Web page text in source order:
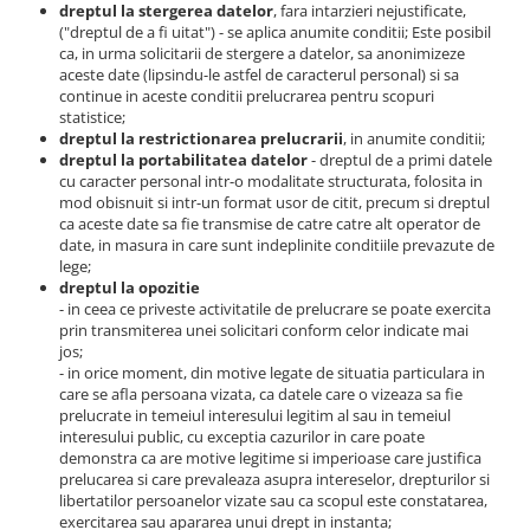
dreptul la stergerea datelor, fara intarzieri nejustificate,
("dreptul de a fi uitat") - se aplica anumite conditii; Este posibil
ca, in urma solicitarii de stergere a datelor, sa anonimizeze
aceste date (lipsindu-le astfel de caracterul personal) si sa
continue in aceste conditii prelucrarea pentru scopuri
statistice;
dreptul la restrictionarea prelucrarii, in anumite conditii;
dreptul la portabilitatea datelor- dreptul de a primi datele
cu caracter personal intr-o modalitate structurata, folosita in
mod obisnuit si intr-un format usor de citit, precum si dreptul
ca aceste date sa fie transmise de catre catre alt operator de
date, in masura in care sunt indeplinite conditiile prevazute de
lege;
dreptul la opozitie
- in ceea ce priveste activitatile de prelucrare se poate exercita
prin transmiterea unei solicitari conform celor indicate mai
jos;
- in orice moment, din motive legate de situatia particulara in
care se afla persoana vizata, ca datele care o vizeaza sa fie
prelucrate in temeiul interesului legitim al sau in temeiul
interesului public, cu exceptia cazurilor in care poate
demonstra ca are motive legitime si imperioase care justifica
prelucarea si care prevaleaza asupra intereselor, drepturilor si
libertatilor persoanelor vizate sau ca scopul este constatarea,
exercitarea sau apararea unui drept in instanta;